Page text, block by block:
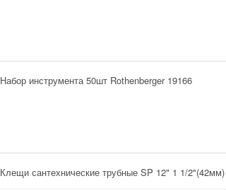
Набор инструмента 50шт Rothenberger 19166
Клещи сантехнические трубные SP 12" 1 1/